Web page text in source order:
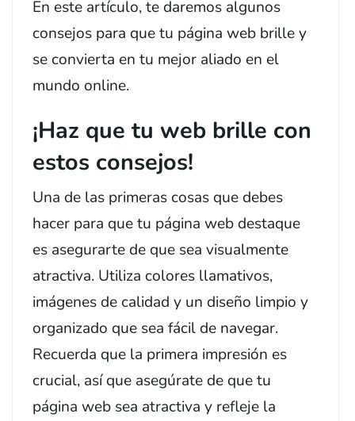
En este artículo, te daremos algunos
consejos para que tu página web brille y
se convierta en tu mejor aliado en el
mundo online.
¡Haz que tu web brille con
estos consejos!
Una de las primeras cosas que debes
hacer para que tu página web destaque
es asegurarte de que sea visualmente
atractiva. Utiliza colores llamativos,
imágenes de calidad y un diseño limpio y
organizado que sea fácil de navegar.
Recuerda que la primera impresión es
crucial, así que asegúrate de que tu
página web sea atractiva y refleje la